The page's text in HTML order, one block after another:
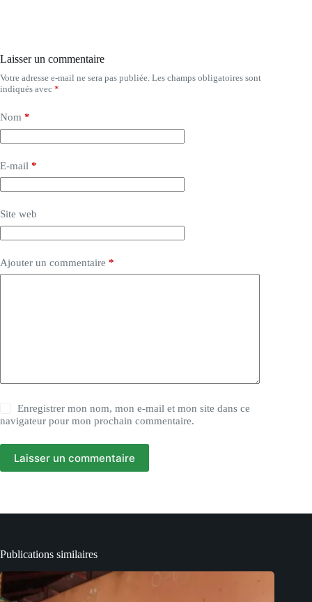
Laisser un commentaire
Votre adresse e-mail ne sera pas publiée. Les champs obligatoires sont
indiqués avec *
Nom *
E-mail *
Site web
Ajouter un commentaire *
Enregistrer mon nom, mon e-mail et mon site dans ce
navigateur pour mon prochain commentaire.
Laisser un commentaire
Publications similaires